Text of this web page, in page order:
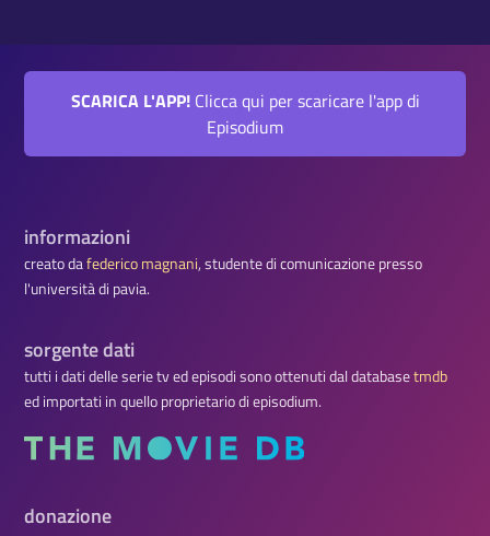
SCARICA L'APP!Clicca qui per scaricare l'app di
Episodium
informazioni
creato dafederico magnani, studente di comunicazione presso
l'università di pavia.
sorgente dati
tutti i dati delle serie tv ed episodi sono ottenuti dal databasetmdb
ed importati in quello proprietario di episodium.
donazione